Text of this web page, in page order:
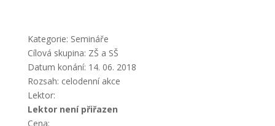
Kategorie: Semináře
Cílová skupina: ZŠ a SŠ
Datum konání: 14. 06. 2018
Rozsah: celodenní akce
Lektor:
Lektor není přiřazen
Cena: